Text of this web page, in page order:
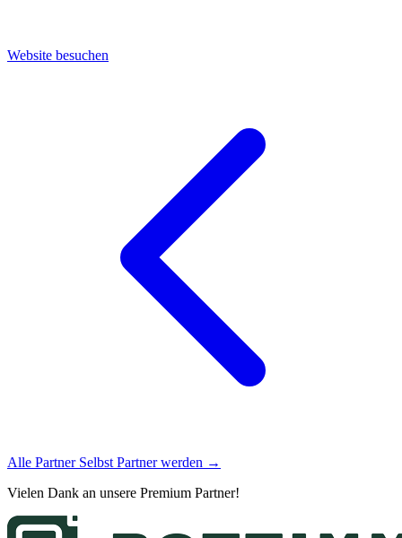
Website besuchen
Alle Partner Selbst Partner werden →
Vielen Dank an unsere Premium Partner!